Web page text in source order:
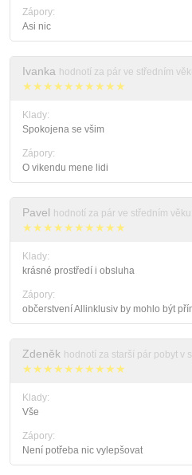
Zápory:
Asi nic
Ivanka hodnotí za pár ve středním
★★★★★★★★★★
Klady:
Spokojena se všim
Zápory:
O vikendu mene lidi
Pavel hodnotí za pár ve středním
★★★★★★★★★★
Klady:
krásné prostředí i obsluha
Zápory:
občerstvení Allinklusiv by mohlo být
Zdeněk hodnotí za starší pár pobyt v
★★★★★★★★★★
Klady:
Vše
Zápory:
Není potřeba nic vylepšovat